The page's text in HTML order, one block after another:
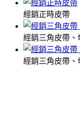
經銷正時皮帶
經銷三角皮帶、
經銷三角皮帶、